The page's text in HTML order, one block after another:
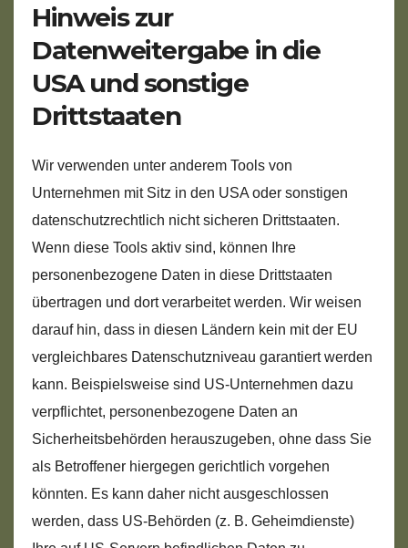
Hinweis zur
Datenweitergabe in die
USA und sonstige
Drittstaaten
Wir verwenden unter anderem Tools von
Unternehmen mit Sitz in den USA oder sonstigen
datenschutzrechtlich nicht sicheren Drittstaaten.
Wenn diese Tools aktiv sind, können Ihre
personenbezogene Daten in diese Drittstaaten
übertragen und dort verarbeitet werden. Wir weisen
darauf hin, dass in diesen Ländern kein mit der EU
vergleichbares Datenschutzniveau garantiert werden
kann. Beispielsweise sind US-Unternehmen dazu
verpflichtet, personenbezogene Daten an
Sicherheitsbehörden herauszugeben, ohne dass Sie
als Betroffener hiergegen gerichtlich vorgehen
könnten. Es kann daher nicht ausgeschlossen
werden, dass US-Behörden (z. B. Geheimdienste)